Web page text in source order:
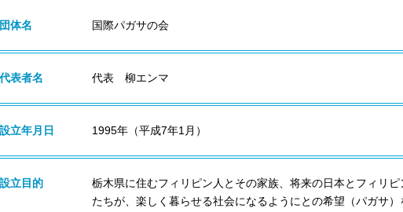
団体名 国際パガサの会
代表者名 代表 柳エンマ
設立年月日 1995年（平成7年1月）
設立目的
栃木県に住むフィリピン人とその家族、将来の日本とフィリ
たちが、楽しく暮らせる社会になるようにとの希望（パガサ